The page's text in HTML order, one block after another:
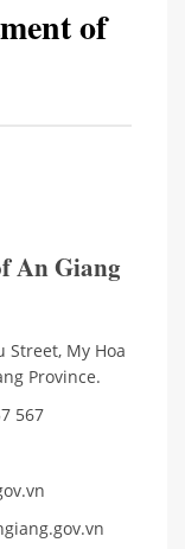
of
An Giang
Street, My Hoa
Province.
567